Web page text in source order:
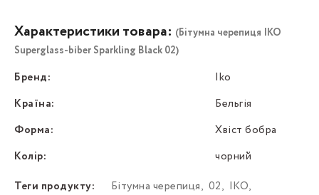
Характеристики товара: (Бітумна черепиця IKO
Superglass-biber Sparkling Black 02)
Бренд:
Iko
Країна:
Бельгія
Форма:
Хвіст бобра
Колір:
чорний
Теги продукту:
Бітумна черепиця, 02, IKO,